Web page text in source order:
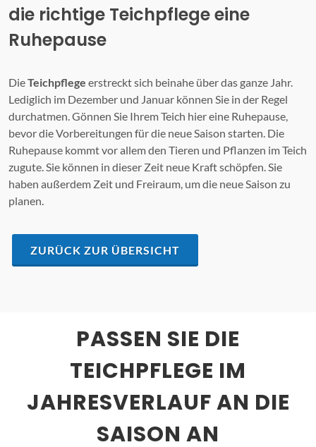
die richtige Teichpflege eine
Ruhepause
DieTeichpflege erstreckt sich beinahe über das ganze Jahr.
Lediglich im Dezember und Januar können Sie in der Regel
durchatmen. Gönnen Sie Ihrem Teich hier eine Ruhepause,
bevor die Vorbereitungen für die neue Saison starten. Die
Ruhepause kommt vor allem den Tieren und Pflanzen im Teich
zugute. Sie können in dieser Zeit neue Kraft schöpfen. Sie
haben außerdem Zeit und Freiraum, um die neue Saison zu
planen.
ZURÜCK ZUR ÜBERSICHT
PASSEN SIE DIE
TEICHPFLEGE IM
JAHRESVERLAUF AN DIE
SAISON AN